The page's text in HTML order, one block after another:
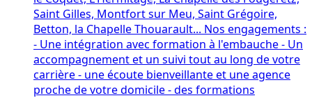
Saint Gilles, Montfort sur Meu, Saint Grégoire,
Betton, la Chapelle Thouarault... Nos engagements :
- Une intégration avec formation à l'embauche - Un
accompagnement et un suivi tout au long de votre
carrière - une écoute bienveillante et une agence
proche de votre domicile - des formations